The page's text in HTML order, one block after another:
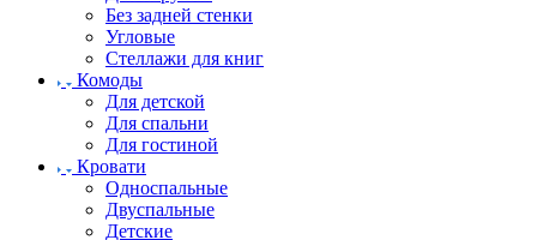
Без задней стенки
Угловые
Стеллажи для книг
Комоды
Для детской
Для спальни
Для гостиной
Кровати
Односпальные
Двуспальные
Детские